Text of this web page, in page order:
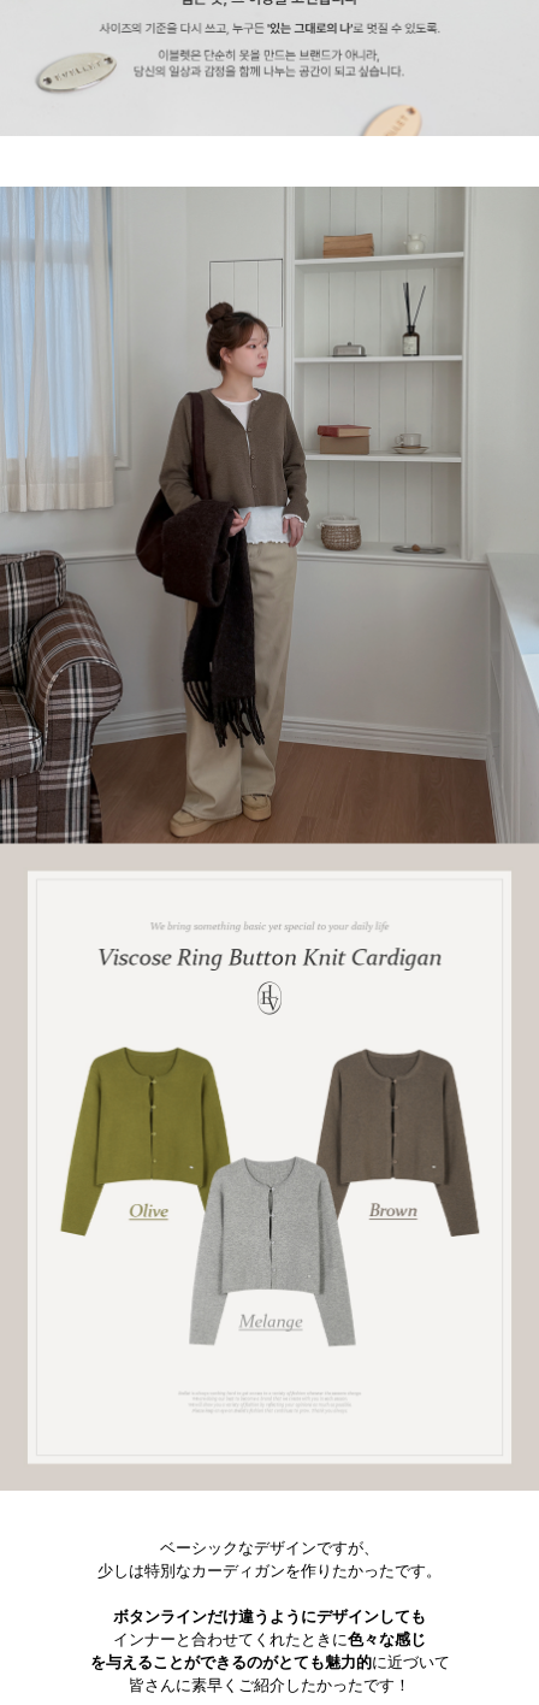
ベーシックなデザインですが、
少しは特別なカーディガンを作りたかったです。
ボタンラインだけ違うようにデザインしても
インナーと合わせてくれたときに色々な感じ
を与えることができるのがとても魅力的に近づいて
皆さんに素早くご紹介したかったです！